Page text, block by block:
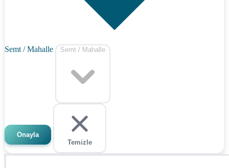
Semt / Mahalle Semt / Mahalle
Onayla
Temizle